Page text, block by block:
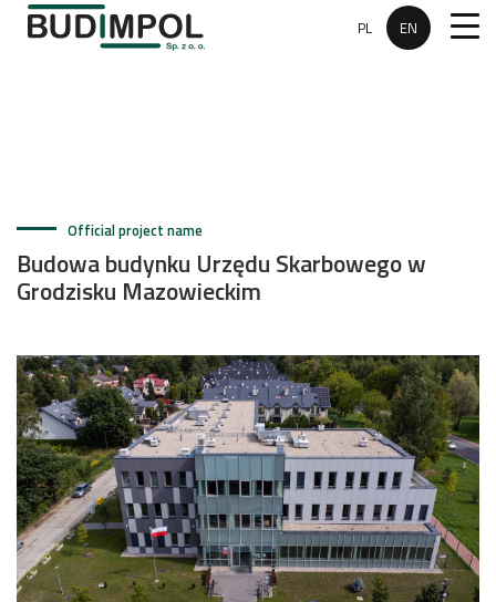
PL EN
Official project name
Budowa budynku Urzędu Skarbowego w
Grodzisku Mazowieckim